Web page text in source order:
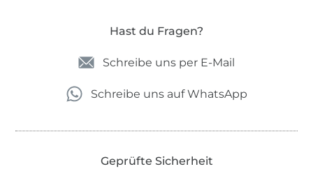
Hast du Fragen?
Schreibe uns per E-Mail
Schreibe uns auf WhatsApp
Geprüfte Sicherheit